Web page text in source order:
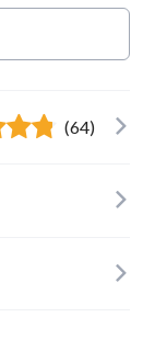
(64)